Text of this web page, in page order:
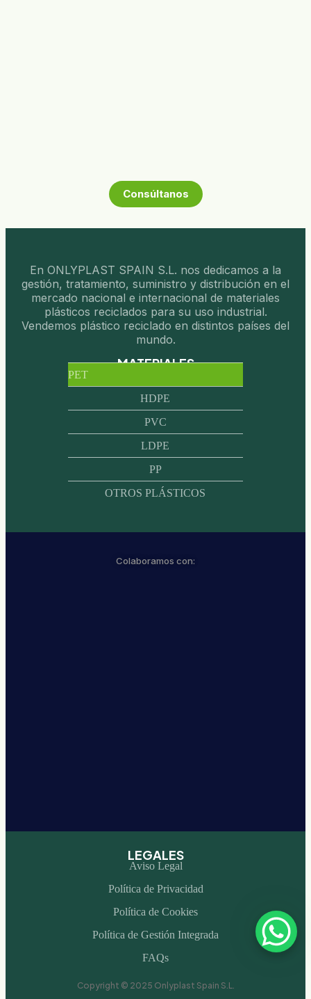
Consúltanos
En ONLYPLAST SPAIN S.L. nos dedicamos a la
gestión, tratamiento, suministro y distribución en el
mercado nacional e internacional de materiales
plásticos reciclados para su uso industrial.
Vendemos plástico reciclado en distintos países del
mundo.
MATERIALES
PET
HDPE
PVC
LDPE
PP
OTROS PLÁSTICOS
Colaboramos con:
LEGALES
Aviso Legal
Política de Privacidad
Política de Cookies
Política de Gestión Integrada
FAQs
Copyright © 2025 Onlyplast Spain S.L.